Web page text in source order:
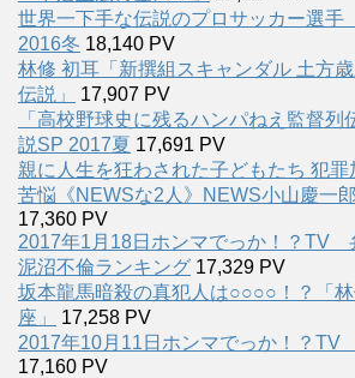
世界一下手な伝説のプロサッカー選
2016冬 18,140 PV
林修 初耳「新撰組スキャンダル 土方
伝説」
17,907 PV
「高校野球史に残るハンパねえ監督列
説SP 2017夏 17,691 PV
親に人生を狂わされた子どもたち 犯罪
苦悩《NEWSな2人》NEWS小山慶一
17,360 PV
2017年1月18日ホンマでっか！？TV
泥沼不倫ランキング 17,329 PV
坂本龍馬暗殺の真犯人は○○○○！？「
座」
17,258 PV
2017年10月11日ホンマでっか！？
17,160 PV